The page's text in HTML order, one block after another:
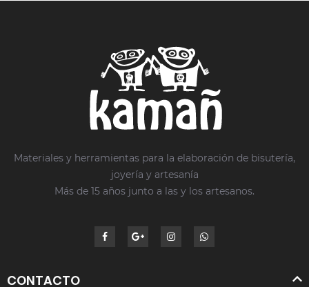
Materiales y herramientas para la elaboración de bisutería,
joyería y artesanía
Más de 15 años junto a las y los artesanos.
CONTACTO